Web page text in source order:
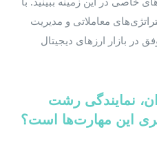
معاملاتی و مدیریت
در بازار ارزهای دیجیتال
نمایندگی رشت
این مهارت‌ها است؟